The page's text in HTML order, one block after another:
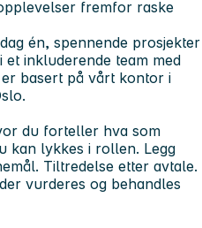
fremfor raske
én, spennende prosjekter
inkluderende team med
basert på vårt kontor i
du forteller hva som
kan lykkes i rollen. Legg
Tiltredelse etter avtale.
vurderes og behandles